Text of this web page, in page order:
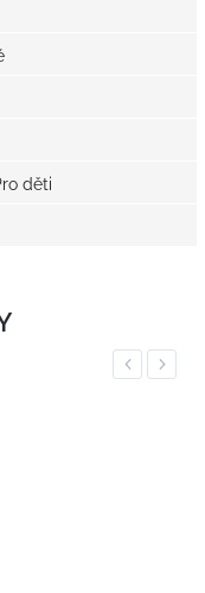
děti
Previous
Next